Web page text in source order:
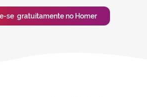
se gratuitamente no Homer